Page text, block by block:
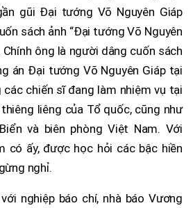
gũi Đại tướng Võ Nguyên Giáp
sách ảnh “Đại tướng Võ Nguyên
ông là người dâng cuốn sách
án Đại tướng Võ Nguyên Giáp tại
chiến sĩ đang làm nhiệm vụ tại
liêng của Tổ quốc, cũng như
và biên phòng Việt Nam. Với
có ấy, được học hỏi các bậc hiền
nghỉ.
nghiệp báo chí, nhà báo Vương